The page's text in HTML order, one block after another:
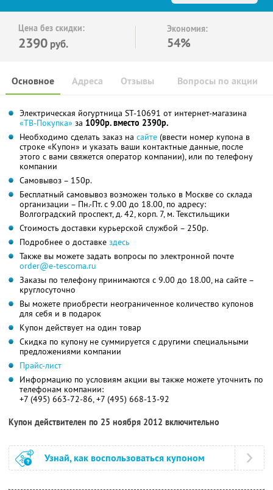
Цена без скидки:
2390 руб.
Экономия:
54%
Основное Отзывы Вопросы по акции
Адреса
Электрическая йогуртница ST-10691 от интернет-магазина
«ТВ-Покупка» за 1090р. вместо 2390р.
Необходимо сделать заказ на сайте (ввести номер купона в
строке «Купон» и указать ваши контактные данные, после
этого с вами свяжется оператор компании), или по телефону
компании
Самовывоз – 150р.
Бесплатный самовывоз возможен только в Москве со склада
организации – Пн.-Пт. с 9.00 до 18.00, по адресу:
Волгоградский проспект, д. 42, корп. 7, м. Текстильщики
Стоимость доставки курьерской службой – 250р.
Подробнее о доставке здесь
Также вы можете задать вопросы по электронной почте
order@e-tescoma.ru
Заказы по телефону принимаются с 9.00 до 18.00, на сайте –
круглосуточно
Вы можете приобрести неограниченное количество купонов
для себя и в подарок
Купон действует на один товар
Скидка по купону не суммируется с другими специальными
предложениями компании
Прайс-лист
Информацию по условиям акции вы также можете уточнить по
телефонам компании:
+7 (495) 663-72-86, +7 (495) 668-13-92
Купон действителен по 25 ноября 2012 включительно
Узнай, как воспользоваться купоном